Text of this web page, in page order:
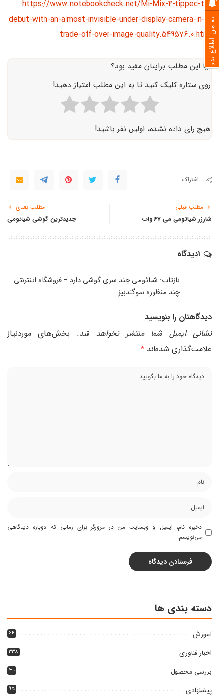
https://www.notebookcheck.net/Mi-Mix-4-tipped-to-
debut-with-an-almost-invisible-under-display-camera-in-a-
trade-off-over-image-quality.549576.0.html
آیا این مطلب برایتان مفید بود؟
روی ستاره کلیک کنید تا به این مطلب امتیاز دهید!
هیچ رای داده نشده، اولین نفر باشید!
اشتراک
مطلب قبلی
شارژر شیائومی می ۶۷ وات
مطلب بعدی
جدیدترین گوشی شیائومی
۱دیدگاه
بازتاب: شیائومی چند سری گوشی دارد – فروشگاه اینترنتی
چند منظوره سوگندبیز
دیدگاهتان را بنویسید
نشانی ایمیل شما منتشر نخواهد شد.
بخش‌های موردنیاز
علامت‌گذاری شده‌اند *
ذخیره نام، ایمیل و وبسایت من در مرورگر برای زمانی که دوباره دیدگاهی
می‌نویسم.
دسته بندی ها
آموزش ۶۴
اخبار فناوری ۳۳۸
بررسی محصول ۳۰
پیشنهادی ۹۵
به من اطلاع بده